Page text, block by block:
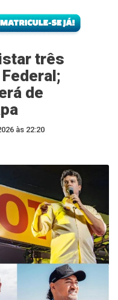
três
de
às 22:20